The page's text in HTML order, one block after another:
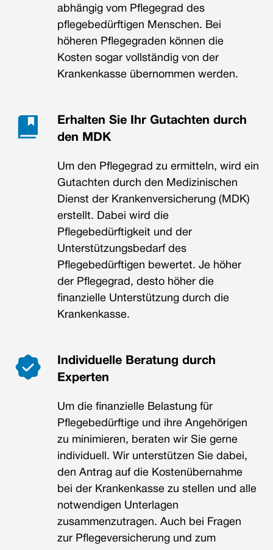
abhängig vom Pflegegrad des
pflegebedürftigen Menschen. Bei
höheren Pflegegraden können die
Kosten sogar vollständig von der
Krankenkasse übernommen werden.
Erhalten Sie Ihr Gutachten durch
den MDK
Um den Pflegegrad zu ermitteln, wird ein
Gutachten durch den Medizinischen
Dienst der Krankenversicherung (MDK)
erstellt. Dabei wird die
Pflegebedürftigkeit und der
Unterstützungsbedarf des
Pflegebedürftigen bewertet. Je höher
der Pflegegrad, desto höher die
finanzielle Unterstützung durch die
Krankenkasse.
Individuelle Beratung durch
Experten
Um die finanzielle Belastung für
Pflegebedürftige und ihre Angehörigen
zu minimieren, beraten wir Sie gerne
individuell. Wir unterstützen Sie dabei,
den Antrag auf die Kostenübernahme
bei der Krankenkasse zu stellen und alle
notwendigen Unterlagen
zusammenzutragen. Auch bei Fragen
zur Pflegeversicherung und zum